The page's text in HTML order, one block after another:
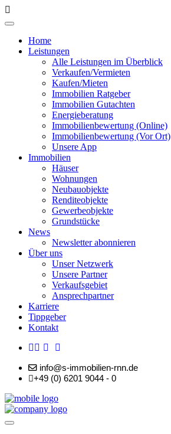
Home
Leistungen
Alle Leistungen im Überblick
Verkaufen/Vermieten
Kaufen/Mieten
Immobilien Ratgeber
Immobilien Gutachten
Energieberatung
Immobilienbewertung (Online)
Immobilienbewertung (Vor Ort)
Unsere App
Immobilien
Häuser
Wohnungen
Neubauobjekte
Renditeobjekte
Gewerbeobjekte
Grundstücke
News
Newsletter abonnieren
Über uns
Unser Netzwerk
Unsere Partner
Verkaufsgebiet
Ansprechpartner
Karriere
Tippgeber
Kontakt
info@s-immobilien-rnn.de
+49 (0) 6201 9044 - 0